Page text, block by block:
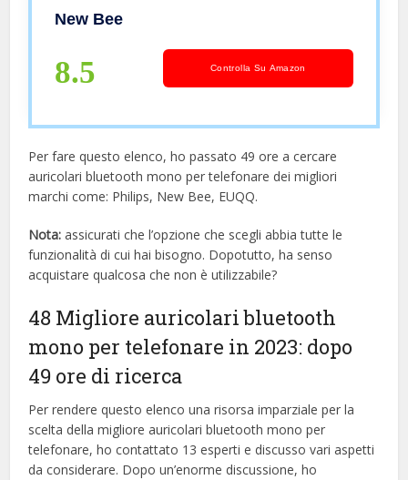
Clear Capture Bluetooth Auricolare
HTC, Sony, ECC. (Nero) (Nero)
New Bee
8.5 Controlla Su Amazon
Per fare questo elenco, ho passato 49 ore a cercare
auricolari bluetooth mono per telefonare dei migliori
marchi come: Philips, New Bee, EUQQ.
Nota: assicurati che l’opzione che scegli abbia tutte le
funzionalità di cui hai bisogno. Dopotutto, ha senso
acquistare qualcosa che non è utilizzabile?
48 Migliore auricolari bluetooth
mono per telefonare in 2023: dopo
49 ore di ricerca
Per rendere questo elenco una risorsa imparziale per la
scelta della migliore auricolari bluetooth mono per
telefonare, ​​ho contattato 13 esperti e discusso vari aspetti
da considerare. Dopo un’enorme discussione, ho